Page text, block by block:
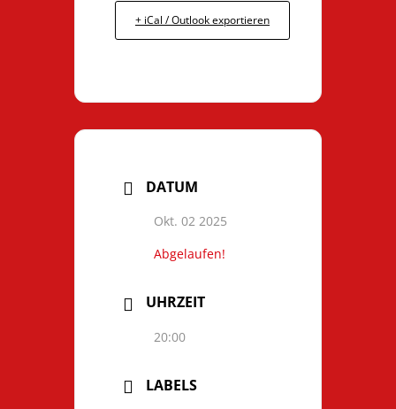
+ iCal / Outlook exportieren
DATUM
Okt. 02 2025
Abgelaufen!
UHRZEIT
20:00
LABELS